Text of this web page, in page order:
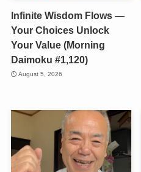
Infinite Wisdom Flows —
Your Choices Unlock
Your Value (Morning
Daimoku #1,120)
August 5, 2026